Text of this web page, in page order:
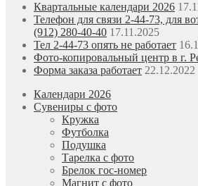
Квартальные календари 2026
Телефон для связи 2-44-73, для
(912) 280-40-40 17.11.2025
Тел 2-44-73 опять не работает
Фото-копировальный центр в г.
Форма заказа работает 22.12.2022
Календари 2026
Сувениры с фото
Кружка
Футболка
Подушка
Тарелка с фото
Брелок гос-номер
Магнит с фото